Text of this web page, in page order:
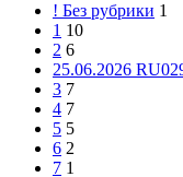
! Без рубрики 1
1 10
2 6
25.06.2026
3 7
4 7
5 5
6 2
7 1